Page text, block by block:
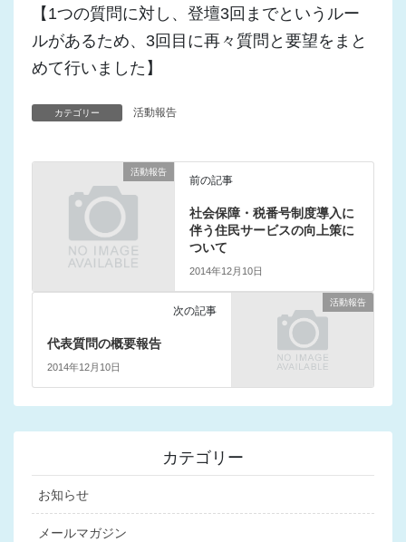
【1つの質問に対し、登壇3回までというルー
ルがあるため、3回目に再々質問と要望をまと
めて行いました】
カテゴリー 活動報告
活動報告
前の記事
社会保障・税番号制度導入に
伴う住民サービスの向上策に
ついて
2014年12月10日
活動報告
次の記事
代表質問の概要報告
2014年12月10日
カテゴリー
お知らせ
メールマガジン